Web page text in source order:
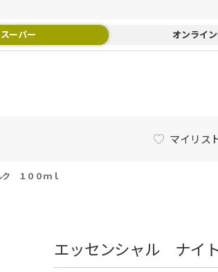
ーパー オンライ
マイリス
ク １００ｍｌ
エッセンシャル ナイ